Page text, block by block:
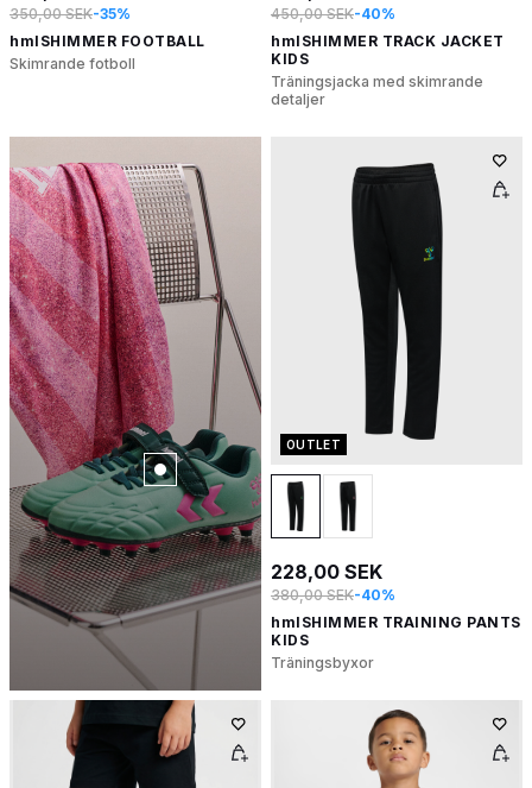
350,00 SEK-35%
hmlSHIMMER FOOTBALL
Skimrande fotboll
450,00 SEK-40%
hmlSHIMMER TRACK JACKET
KIDS
Träningsjacka med skimrande
detaljer
OUTLET
228,00 SEK
380,00 SEK-40%
hmlSHIMMER TRAINING PANTS
KIDS
Träningsbyxor